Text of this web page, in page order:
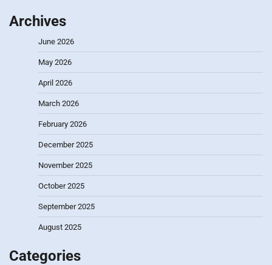
Archives
June 2026
May 2026
April 2026
March 2026
February 2026
December 2025
November 2025
October 2025
September 2025
August 2025
Categories